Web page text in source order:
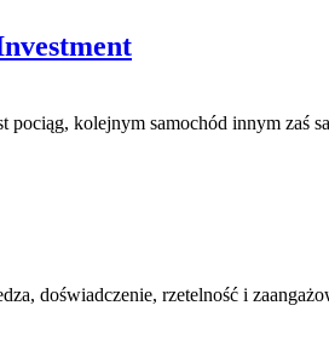
kolejnym samochód innym
doświadczenie, rzetelność i